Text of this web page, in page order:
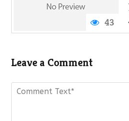
43
Leave a Comment